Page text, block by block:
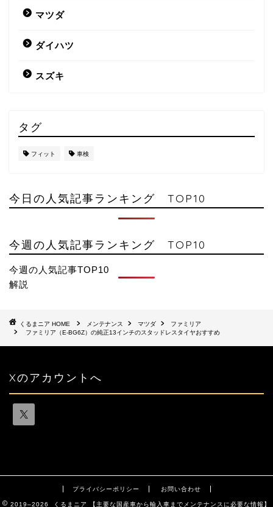
マツダ
ダイハツ
スズキ
タグ
フィット 車検
今日の人気記事ランキング TOP10
今週の人気記事ランキング TOP10
今週の人気記事TOP10
解説
HOME メンテナンス マツダ
ファミリア
ファミリア（E-BG6Z）の純正13インチのスタッドレスタイヤおすすめ
Xのアカウントへ
プライバシーポリシー お問い合わせ
2019–2026 くるまニア 【主要な国産車から輸入車までメンテナンスに必要な情報】